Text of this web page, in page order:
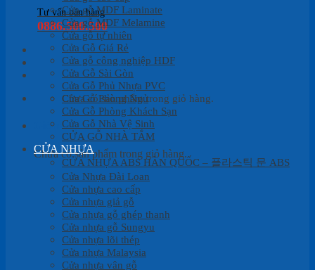
Tư vấn bán hàng
0886.500.500
Chưa có sản phẩm trong giỏ hàng.
Giỏ hàng
Chưa có sản phẩm trong giỏ hàng.
Cửa gỗ MDF Laminate
Cửa gỗ MDF Melamine
Cửa gỗ tự nhiên
Cửa Gỗ Giá Rẻ
Cửa gỗ công nghiệp HDF
Cửa Gỗ Sài Gòn
Cửa Gỗ Phủ Nhựa PVC
Cửa Gỗ Phòng Ngủ
Cửa Gỗ Phòng Khách Sạn
Cửa Gỗ Nhà Vệ Sinh
CỬA GỖ NHÀ TẮM
CỬA NHỰA
CỬA NHỰA ABS HÀN QUỐC – 플라스틱 문 ABS
Cửa Nhựa Đài Loan
Cửa nhựa cao cấp
Cửa nhựa giả gỗ
Cửa nhựa gỗ ghép thanh
Cửa nhựa gỗ Sungyu
Cửa nhựa lõi thép
Cửa nhựa Malaysia
Cửa nhựa vân gỗ